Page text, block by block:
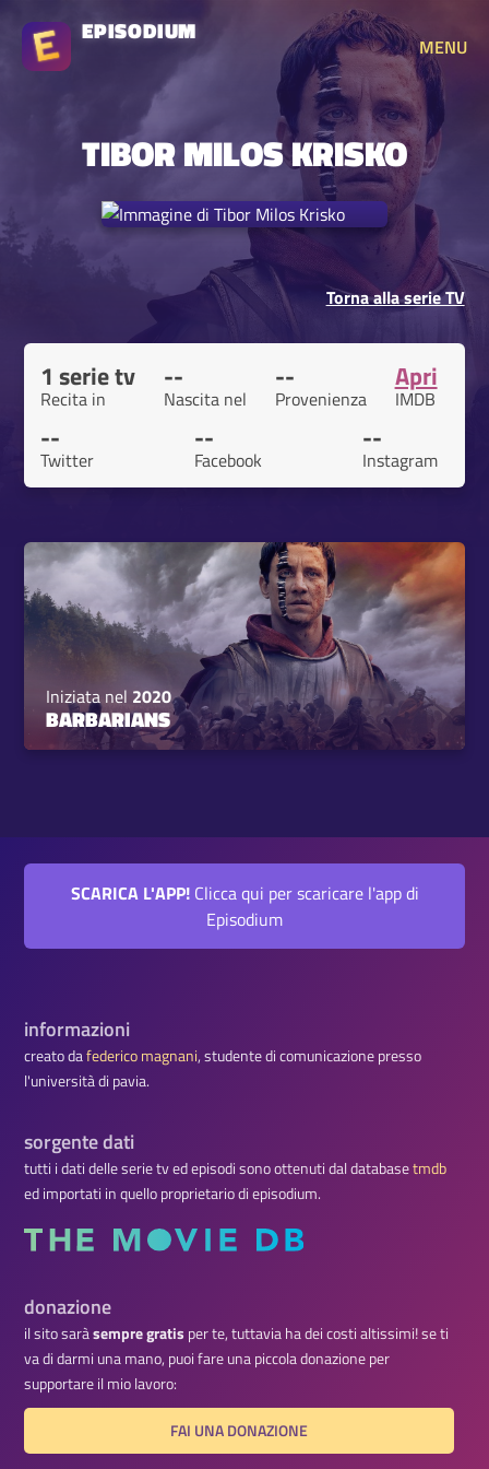
EPISODIUM
MENU
TIBOR MILOS KRISKO
Torna alla serie TV
1 serie tv
Recita in
--
Nascita nel
--
Provenienza
Apri
IMDB
--
Twitter
--
Facebook
--
Instagram
Iniziata nel 2020
BARBARIANS
SCARICA L'APP!Clicca qui per scaricare l'app di
Episodium
informazioni
creato dafederico magnani, studente di comunicazione presso
l'università di pavia.
sorgente dati
tutti i dati delle serie tv ed episodi sono ottenuti dal databasetmdb
ed importati in quello proprietario di episodium.
donazione
il sito saràsempre gratis per te, tuttavia ha dei costi altissimi! se ti
va di darmi una mano, puoi fare una piccola donazione per
supportare il mio lavoro:
FAI UNA DONAZIONE